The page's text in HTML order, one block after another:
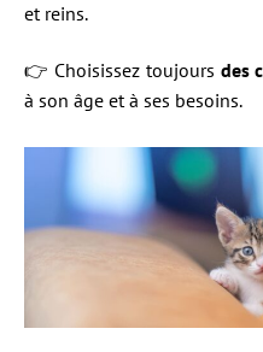
et reins.
👉 Choisissez toujours des
à son âge et à ses besoins.